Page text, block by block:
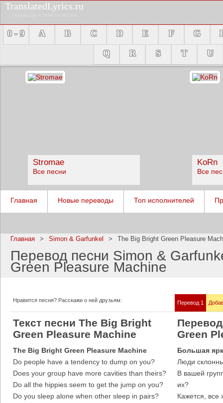
TranslatedLyrics.ru
0 - 9 A B C D E F G
Q
R S T U
Stromae
Все песни
KoRn
Все
Все
Главная Новые переводы Топ исполнителей
Главная > Simon & Garfunkel > The Big Bright Green Pleasure
Перевод песни Simon &
Green Pleasure Machine
Нравится песня? Расскажи о ней друзьям:
Текст песни The Big Bright
Green Pleasure Machine
Перевод 1
Green
The Big Bright Green Pleasure Machine
Do people have a tendency to dump on you?
Does your group have more cavities than theirs?
Do all the hippies seem to get the jump on you?
Do you sleep alone when other sleep in pairs?
Большая
Люди
В вашей
их?
Кажется, все